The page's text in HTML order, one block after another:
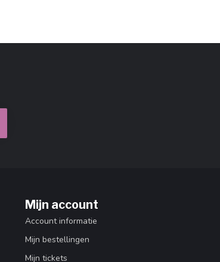
Mijn account
Account informatie
Mijn bestellingen
Mijn tickets